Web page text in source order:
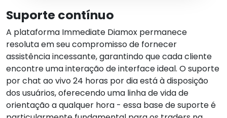
Suporte contínuo
A plataforma Immediate Diamox permanece
resoluta em seu compromisso de fornecer
assistência incessante, garantindo que cada cliente
encontre uma interação de interface ideal. O suporte
por chat ao vivo 24 horas por dia está à disposição
dos usuários, oferecendo uma linha de vida de
orientação a qualquer hora - essa base de suporte é